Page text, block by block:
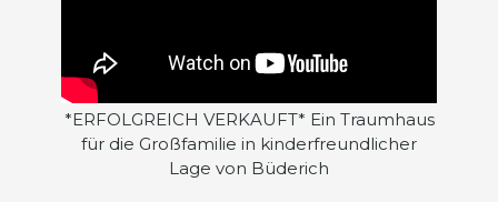
*ERFOLGREICH VERKAUFT* Ein Traumhaus
für die Großfamilie in kinderfreundlicher
Lage von Büderich